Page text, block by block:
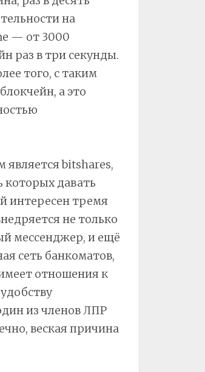
на
— от 3000
раз в три секунды.
того, с таким
а это
bitshares,
которых давать
интересен тремя
не только
мессенджер, и ещё
сеть банкоматов,
отношения к
из членов ЛПР
веская причина